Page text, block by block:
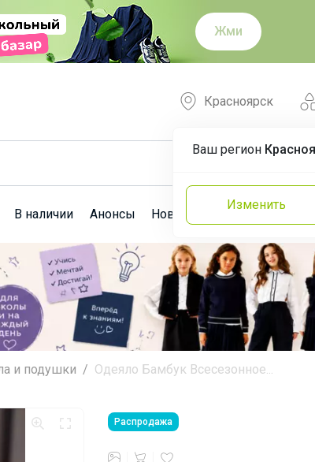
Жми
Красноярск
Ваш регион
Изменить
В наличии Анонсы Новости Команда
и подушки Одеяло Бамбук Всесезонное...
Распродажа